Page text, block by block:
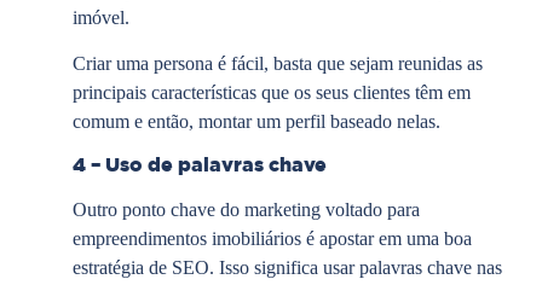
imóvel.
Criar uma persona é fácil, basta que sejam reunidas as
principais características que os seus clientes têm em
comum e então, montar um perfil baseado nelas.
4 – Uso de palavras chave
Outro ponto chave do marketing voltado para
empreendimentos imobiliários é apostar em uma boa
estratégia de SEO. Isso significa usar palavras chave nas